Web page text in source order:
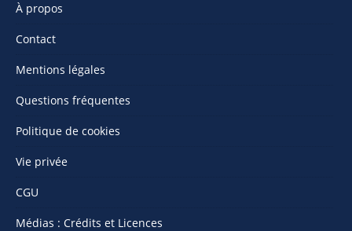
À propos
Contact
Mentions légales
Questions fréquentes
Politique de cookies
Vie privée
CGU
Médias : Crédits et Licences